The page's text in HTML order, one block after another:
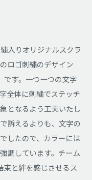
入りオリジナルスクラ
ロゴ刺繍のデザイン
です。一つ一つの文字
全体に刺繍でステッチ
となるよう工夫いたし
訴えるよりも、文字の
したので、カラーには
調しています。チーム
束と絆を感じさせるス